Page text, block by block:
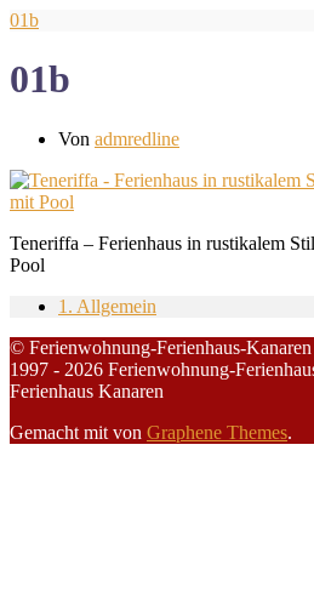
01b
01b
Von admredline
Teneriffa – Ferienhaus in rustikalem
Pool
1. Allgemein
© Ferienwohnung-Ferienhaus-Kanaren
1997 - 2026 Ferienwohnung-
Ferienhaus Kanaren
Gemacht mit von Graphene Themes.